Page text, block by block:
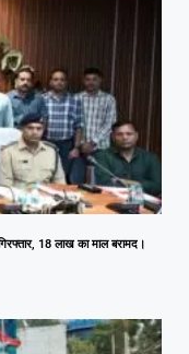
18 लाख का माल बरामद।